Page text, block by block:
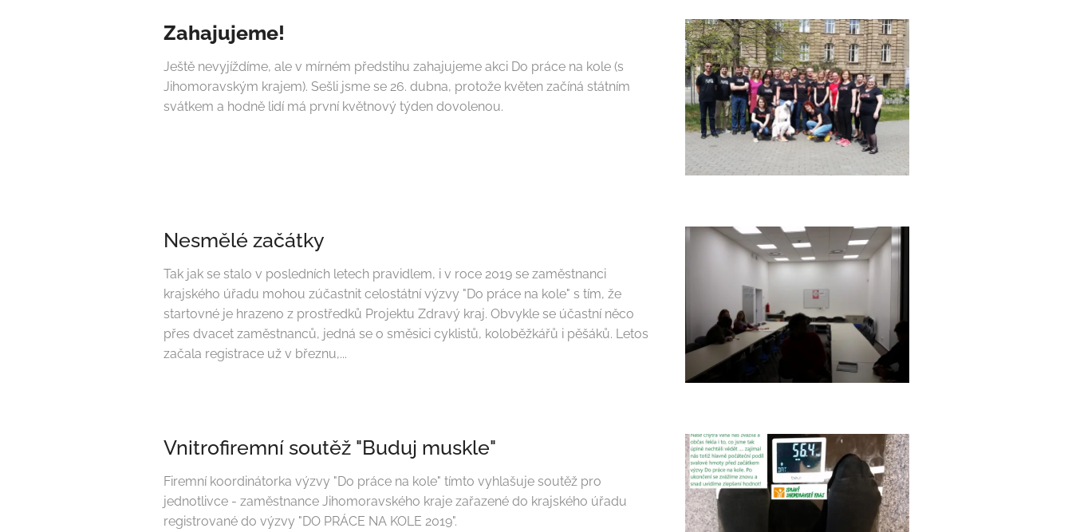
Zahajujeme!
Ještě nevyjíždíme, ale v mírném předstihu zahajujeme akci Do práce na kole (s
Jihomoravským krajem). Sešli jsme se 26. dubna, protože květen začíná státním
svátkem a hodně lidí má první květnový týden dovolenou.
Nesmělé začátky
Tak jak se stalo v posledních letech pravidlem, i v roce 2019 se zaměstnanci
krajského úřadu mohou zúčastnit celostátní výzvy "Do práce na kole" s tím, že
startovné je hrazeno z prostředků Projektu Zdravý kraj. Obvykle se účastní něco
přes dvacet zaměstnanců, jedná se o směsici cyklistů, koloběžkářů i pěšáků. Letos
začala registrace už v březnu,...
Vnitrofiremní soutěž "Buduj muskle"
Firemní koordinátorka výzvy "Do práce na kole" tímto vyhlašuje soutěž pro
jednotlivce - zaměstnance Jihomoravského kraje zařazené do krajského úřadu
registrované do výzvy "DO PRÁCE NA KOLE 2019".